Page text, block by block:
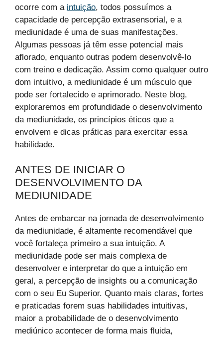
ocorre com a intuição, todos possuímos a
capacidade de percepção extrasensorial, e a
mediunidade é uma de suas manifestações.
Algumas pessoas já têm esse potencial mais
aflorado, enquanto outras podem desenvolvê-lo
com treino e dedicação. Assim como qualquer outro
dom intuitivo, a mediunidade é um músculo que
pode ser fortalecido e aprimorado. Neste blog,
exploraremos em profundidade o desenvolvimento
da mediunidade, os princípios éticos que a
envolvem e dicas práticas para exercitar essa
habilidade.
ANTES DE INICIAR O
DESENVOLVIMENTO DA
MEDIUNIDADE
Antes de embarcar na jornada de desenvolvimento
da mediunidade, é altamente recomendável que
você fortaleça primeiro a sua intuição. A
mediunidade pode ser mais complexa de
desenvolver e interpretar do que a intuição em
geral, a percepção de insights ou a comunicação
com o seu Eu Superior. Quanto mais claras, fortes
e praticadas forem suas habilidades intuitivas,
maior a probabilidade de o desenvolvimento
mediúnico acontecer de forma mais fluida,